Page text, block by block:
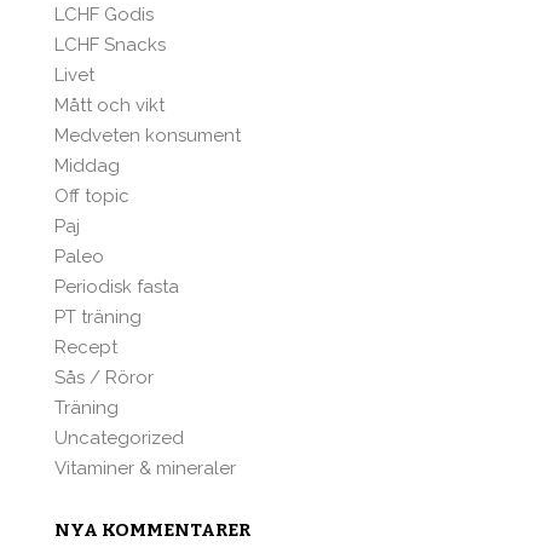
LCHF Godis
LCHF Snacks
Livet
Mått och vikt
Medveten konsument
Middag
Off topic
Paj
Paleo
Periodisk fasta
PT träning
Recept
Sås / Röror
Träning
Uncategorized
Vitaminer & mineraler
NYA KOMMENTARER